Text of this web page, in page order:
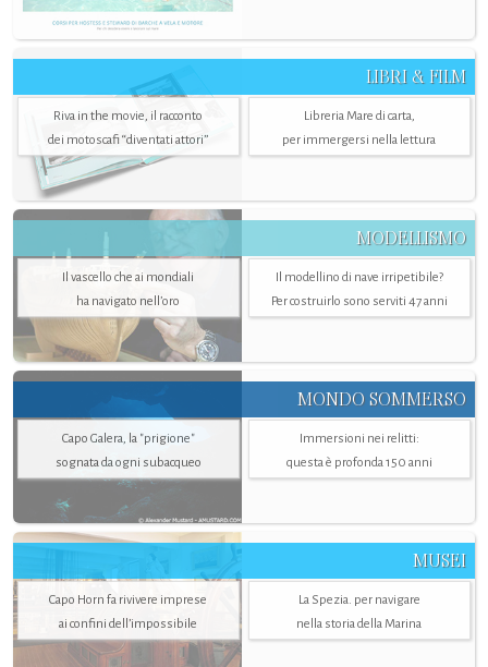
LIBRI & FILM
Riva in the movie, il racconto
dei motoscafi “diventati attori”
Libreria Mare di carta,
per immergersi nella lettura
MODELLISMO
Il vascello che ai mondiali
ha navigato nell’oro
Il modellino di nave irripetibile?
Per costruirlo sono serviti 47 anni
MONDO SOMMERSO
Capo Galera, la "prigione"
sognata da ogni subacqueo
Immersioni nei relitti:
questa è profonda 150 anni
MUSEI
Capo Horn fa rivivere imprese
ai confini dell’impossibile
La Spezia. per navigare
nella storia della Marina